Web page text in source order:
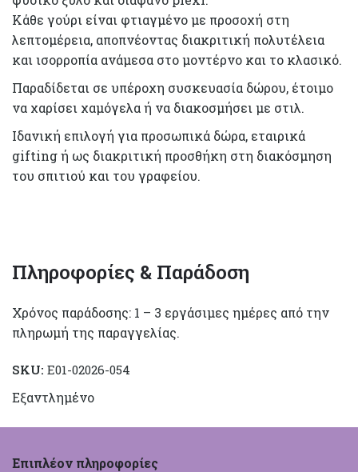
Κάθε γούρι είναι φτιαγμένο με προσοχή στη
λεπτομέρεια, αποπνέοντας διακριτική πολυτέλεια
και ισορροπία ανάμεσα στο μοντέρνο και το κλασικό.
Παραδίδεται σε υπέροχη συσκευασία δώρου, έτοιμο
να χαρίσει χαμόγελα ή να διακοσμήσει με στιλ.
Ιδανική επιλογή για προσωπικά δώρα, εταιρικά
gifting ή ως διακριτική προσθήκη στη διακόσμηση
του σπιτιού και του γραφείου.
Πληροφορίες & Παράδοση
Χρόνος παράδοσης: 1 – 3 εργάσιμες ημέρες από την
πληρωμή της παραγγελίας.
SKU: E01-02026-054
Εξαντλημένο
Επιπλέον πληροφορίες